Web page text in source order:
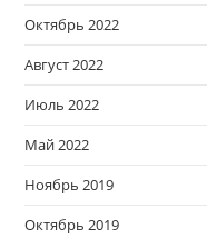
Октябрь 2022
Август 2022
Июль 2022
Май 2022
Ноябрь 2019
Октябрь 2019